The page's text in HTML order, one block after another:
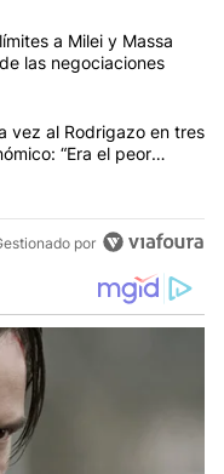
comentarios en los
gobernadores
a Milei y Massa
las negociaciones
mencionó por
vez al Rodrigazo en tres
“Era el peor
por